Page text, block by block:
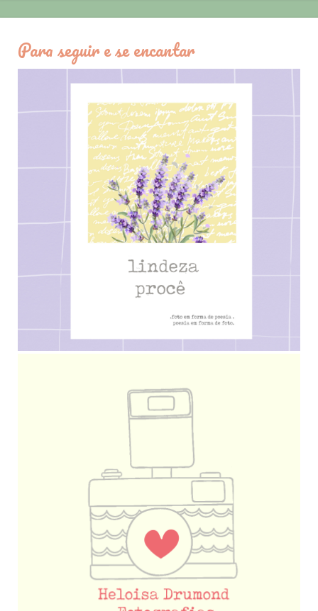
Para seguir e se encantar